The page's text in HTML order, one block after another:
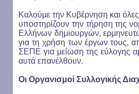
Καλούμε την Κυβέρνηση και όλες
υποστηρίζουν την τήρηση της
Ελλήνων δημιουργών,
για τη χρήση των έργων τους,
ΣΕΠΕ για μείωση της εύλογης
αυτά επανέλθουν.
Οι Οργανισμοί Συλλογικής